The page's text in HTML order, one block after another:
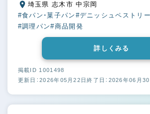
埼玉県 志木市 中宗岡
#食パン・菓子パン #デニッシュペストリー
#調理パン#商品開発
詳しくみる
掲載ID 1001498
更新日：2026年05月22日終了日：2026年06月30